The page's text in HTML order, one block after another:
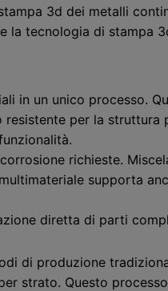
3d dei metalli
la tecnologia di stampa
in un unico processo.
per la struttura
richieste.
supporta
diretta di parti
di produzione
strato. Questo